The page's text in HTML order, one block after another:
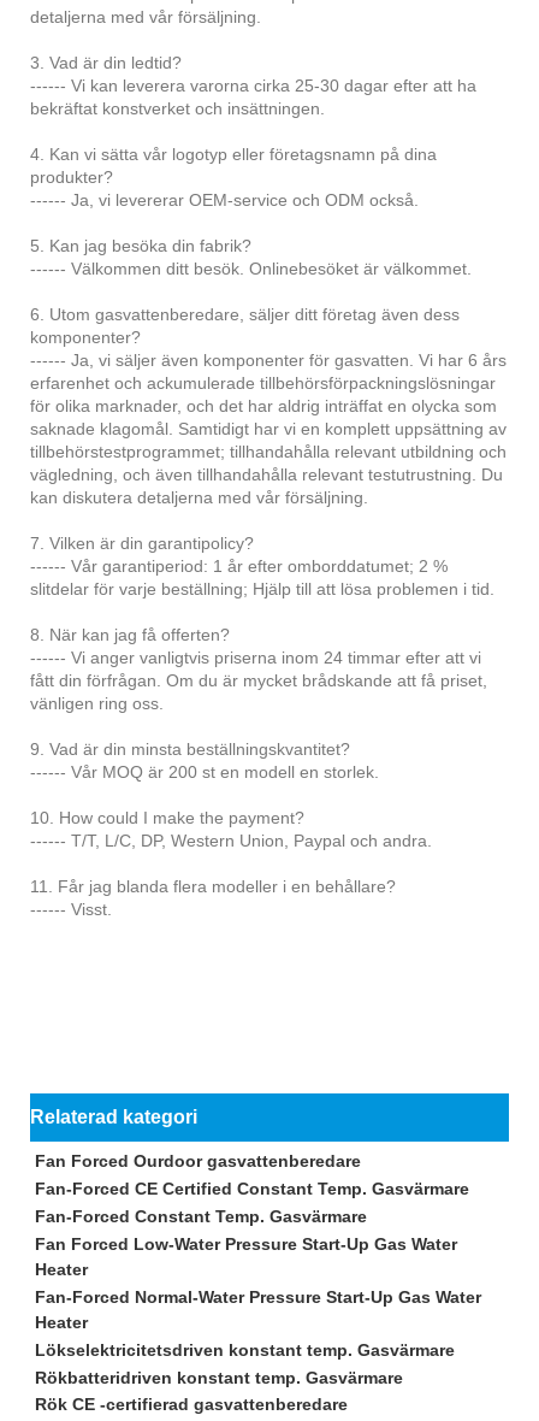
detaljerna med vår försäljning.
3. Vad är din ledtid?
------ Vi kan leverera varorna cirka 25-30 dagar efter att ha
bekräftat konstverket och insättningen.
4. Kan vi sätta vår logotyp eller företagsnamn på dina
produkter?
------ Ja, vi levererar OEM-service och ODM också.
5. Kan jag besöka din fabrik?
------ Välkommen ditt besök. Onlinebesöket är välkommet.
6. Utom gasvattenberedare, säljer ditt företag även dess
komponenter?
------ Ja, vi säljer även komponenter för gasvatten. Vi har 6 års
erfarenhet och ackumulerade tillbehörsförpackningslösningar
för olika marknader, och det har aldrig inträffat en olycka som
saknade klagomål. Samtidigt har vi en komplett uppsättning av
tillbehörstestprogrammet; tillhandahålla relevant utbildning och
vägledning, och även tillhandahålla relevant testutrustning. Du
kan diskutera detaljerna med vår försäljning.
7. Vilken är din garantipolicy?
------ Vår garantiperiod: 1 år efter omborddatumet; 2 %
slitdelar för varje beställning; Hjälp till att lösa problemen i tid.
8. När kan jag få offerten?
------ Vi anger vanligtvis priserna inom 24 timmar efter att vi
fått din förfrågan. Om du är mycket brådskande att få priset,
vänligen ring oss.
9. Vad är din minsta beställningskvantitet?
------ Vår MOQ är 200 st en modell en storlek.
10. How could I make the payment?
------ T/T, L/C, DP, Western Union, Paypal och andra.
11. Får jag blanda flera modeller i en behållare?
------ Visst.
Relaterad kategori
Fan Forced Ourdoor gasvattenberedare
Fan-Forced CE Certified Constant Temp. Gasvärmare
Fan-Forced Constant Temp. Gasvärmare
Fan Forced Low-Water Pressure Start-Up Gas Water
Heater
Fan-Forced Normal-Water Pressure Start-Up Gas Water
Heater
Lökselektricitetsdriven konstant temp. Gasvärmare
Rökbatteridriven konstant temp. Gasvärmare
Rök CE -certifierad gasvattenberedare